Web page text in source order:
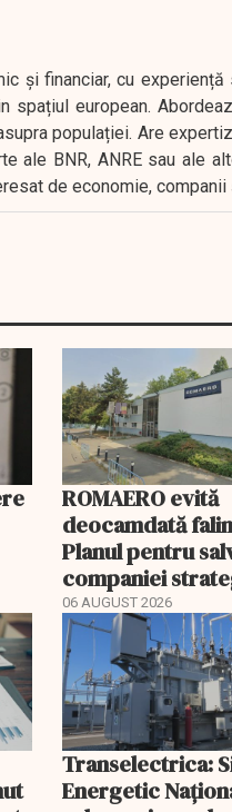
și financiar, cu
spațiul european.
populației. Are
ale BNR, ANRE sau ale
de economie,
ROMAERO evită
deocamdată
Planul pentru
companiei
fost confirmat
06 AUGUST 2026
Transelectrica:
Energetic